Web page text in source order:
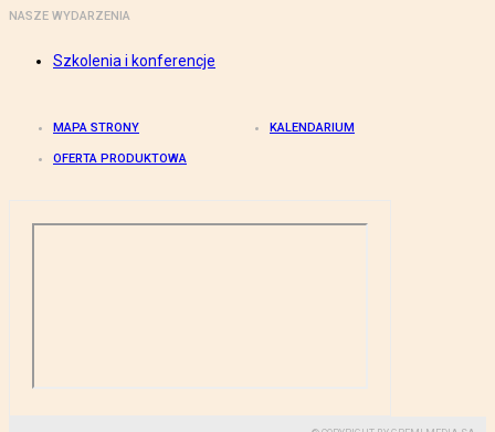
NASZE WYDARZENIA
Szkolenia i konferencje
MAPA STRONY KALENDARIUM
OFERTA PRODUKTOWA